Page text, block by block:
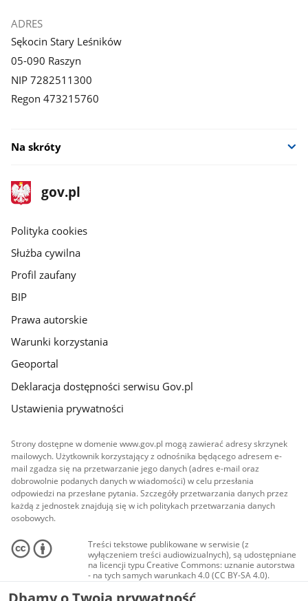
ADRES
Sękocin Stary Leśników
05-090 Raszyn
NIP 7282511300
Regon 473215760
Na skróty
stopka
gov.pl
Strona
gov.pl
gov.pl
Polityka cookies
Służba cywilna
Profil zaufany
BIP
Prawa autorskie
Warunki korzystania
Geoportal
Deklaracja dostępności serwisu Gov.pl
Ustawienia prywatności
Strony dostępne w domenie www.gov.pl mogą zawierać adresy skrzynek
mailowych. Użytkownik korzystający z odnośnika będącego adresem e-
mail zgadza się na przetwarzanie jego danych (adres e-mail oraz
dobrowolnie podanych danych w wiadomości) w celu przesłania
odpowiedzi na przesłane pytania. Szczegóły przetwarzania danych przez
każdą z jednostek znajdują się w ich politykach przetwarzania danych
osobowych.
Treści tekstowe publikowane w serwisie (z
wyłączeniem treści audiowizualnych), są udostępniane
na licencji typu Creative Commons: uznanie autorstwa
- na tych samych warunkach 4.0 (CC BY-SA 4.0).
Materiały audiowizualne, w tym zdjęcia, materiały
audio i wideo, są udostępniane na licencji typu